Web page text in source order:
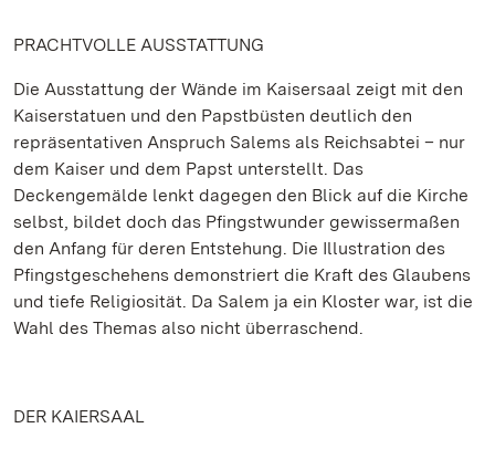
PRACHTVOLLE AUSSTATTUNG
Die Ausstattung der Wände im Kaisersaal zeigt mit den
Kaiserstatuen und den Papstbüsten deutlich den
repräsentativen Anspruch Salems als Reichsabtei – nur
dem Kaiser und dem Papst unterstellt. Das
Deckengemälde lenkt dagegen den Blick auf die Kirche
selbst, bildet doch das Pfingstwunder gewissermaßen
den Anfang für deren Entstehung. Die Illustration des
Pfingstgeschehens demonstriert die Kraft des Glaubens
und tiefe Religiosität. Da Salem ja ein Kloster war, ist die
Wahl des Themas also nicht überraschend.
DER KAIERSAAL